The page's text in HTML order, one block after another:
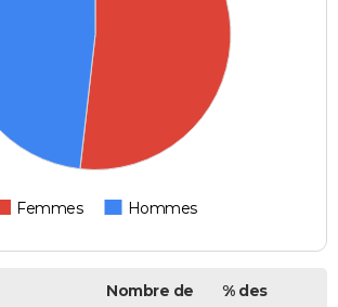
Femmes Hommes
Nombre de
% des